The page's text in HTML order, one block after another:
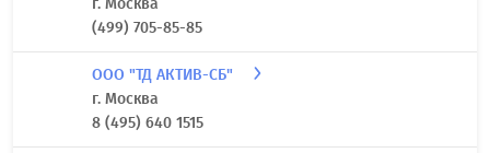
г. Москва
(499) 705-85-85
ООО "ТД АКТИВ-СБ"
г. Москва
8 (495) 640 1515